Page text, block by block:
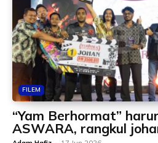
FILEM
“Yam Berhormat”
ASWARA, rangkul